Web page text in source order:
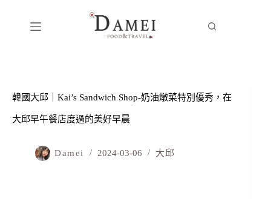
韓國大邱｜Kai’s Sandwich Shop-奶油燉菜特別優秀，在
大邱早午餐店度過的美好早晨
Damei 2024-03-06 大邱